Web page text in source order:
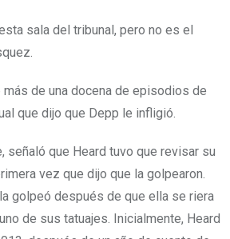
sala del tribunal, pero no es el
de una docena de episodios de
que dijo que Depp le infligió.
señaló que Heard tuvo que revisar su
vez que dijo que la golpearon.
golpeó después de que ella se riera
de sus tatuajes. Inicialmente, Heard